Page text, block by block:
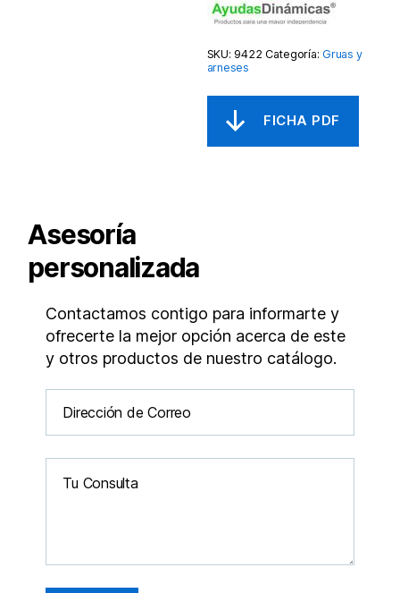
SKU: 9422 Categoría:Gruas y
arneses
Asesoría
personalizada
Contactamos contigo para informarte y
ofrecerte la mejor opción acerca de este
y otros productos de nuestro catálogo.